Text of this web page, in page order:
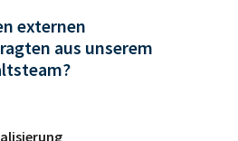
externen
aus unserem